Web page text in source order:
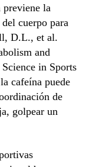
previene la
cuerpo para
D.L., et al.
and
in Sports
cafeína puede
de
golpear un